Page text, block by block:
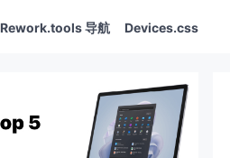
Rework.tools 导航 Devices.css